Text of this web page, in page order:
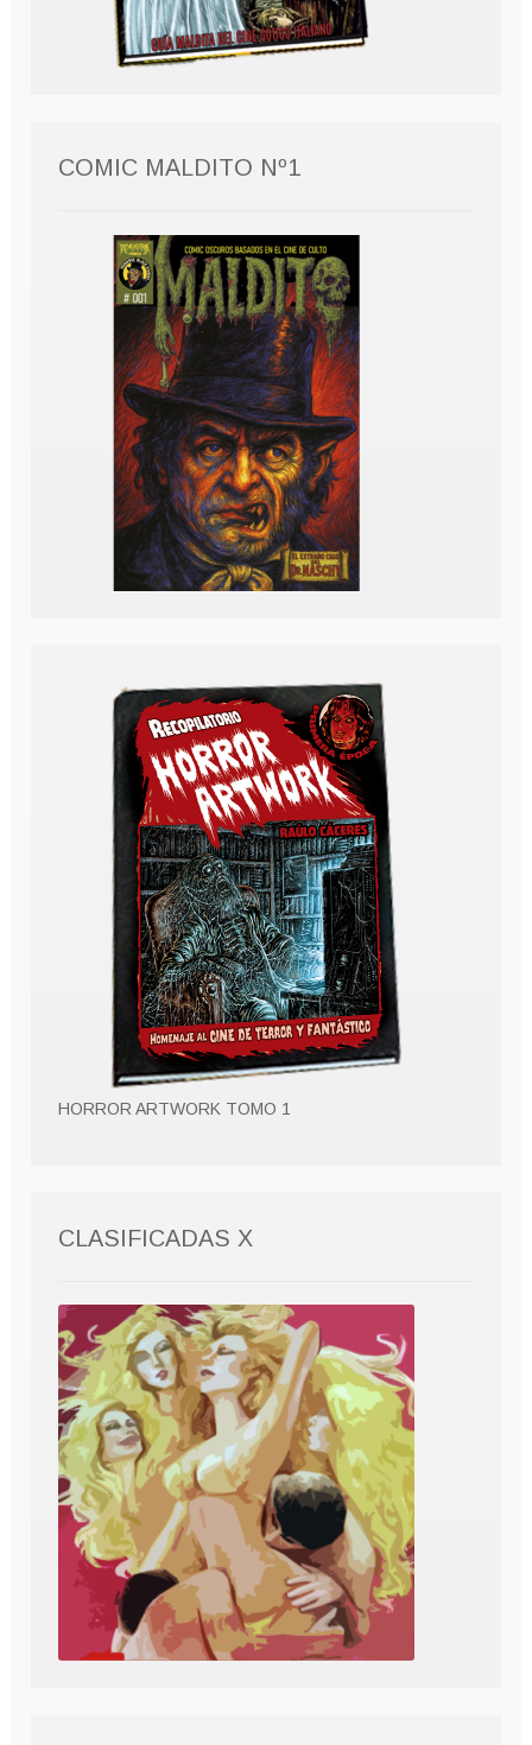
COMIC MALDITO Nº1
HORROR ARTWORK TOMO 1
CLASIFICADAS X